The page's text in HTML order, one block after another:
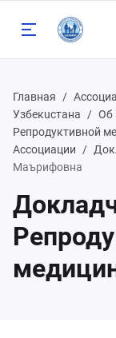
Назад
90 808 93 81
91 785 00 56
Главная
Узбекuстана
Об
Репродуктивной
Ассоциации
Маърифовна